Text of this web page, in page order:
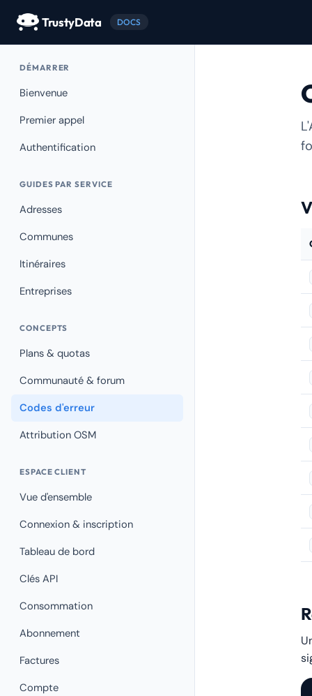
TrustyData DOCS
DÉMARRER
Bienvenue
Premier appel
Authentification
GUIDES PAR SERVICE
Adresses
Communes
Itinéraires
Entreprises
CONCEPTS
Plans & quotas
Communauté & forum
Codes d'erreur
Attribution OSM
ESPACE CLIENT
Vue d'ensemble
Connexion & inscription
Tableau de bord
Clés API
Consommation
Abonnement
Factures
Compte